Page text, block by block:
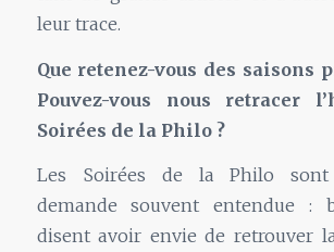
leur trace.
Que retenez-vous des saisons
Pouvez-vous nous retracer
Soirées de la Philo ?
Les Soirées de la Philo sont
demande souvent entendue :
disent avoir envie de retrouver